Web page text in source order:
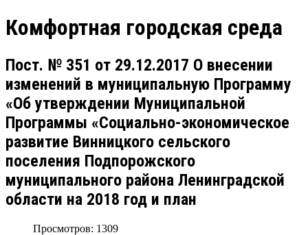
Комфортная городская среда
Пост. № 351 от 29.12.2017 О внесении
изменений в муниципальную Программу
«Об утверждении Муниципальной
Программы «Социально-экономическое
развитие Винницкого сельского
поселения Подпорожского
муниципального района Ленинградской
области на 2018 год и план
Просмотров: 1309